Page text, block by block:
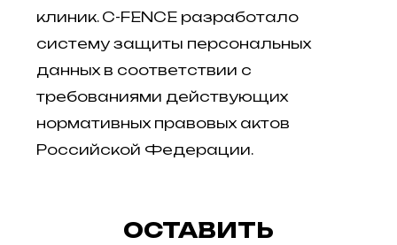
клиник. C-FENCE разработало
систему защиты персональных
данных в соответствии с
требованиями действующих
нормативных правовых актов
Российской Федерации.
ОСТАВИТЬ